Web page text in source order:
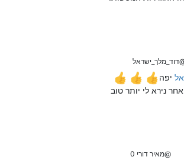
יפה
נירא לי יותר טוב
@מאיר דורי 0